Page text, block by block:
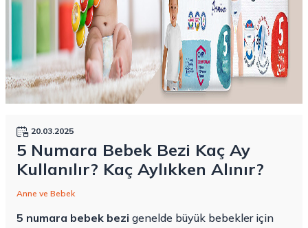
20.03.2025
5 Numara Bebek Bezi Kaç Ay
Kullanılır? Kaç Aylıkken Alınır?
Anne ve Bebek
5 numara bebek bezi genelde büyük bebekler için